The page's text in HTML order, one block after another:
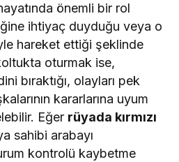
önemli bir rol
ihtiyaç duyduğu veya o
hareket ettiği şeklinde
oturmak ise,
bıraktığı, olayları pek
kararlarına uyum
Eğer rüyada kırmızı
sahibi arabayı
kontrolü kaybetme